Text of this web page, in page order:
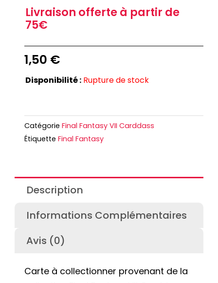
Livraison offerte à partir de
75€
1,50 €
Disponibilité : Rupture de stock
Catégorie Final Fantasy VII Carddass
Étiquette Final Fantasy
Description
Informations Complémentaires
Avis (0)
Carte à collectionner provenant de la